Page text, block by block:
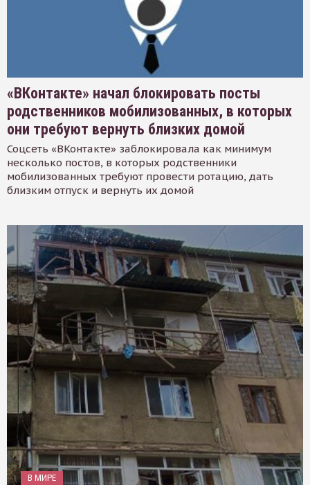
«ВКонтакте» начал блокировать посты
родственников мобилизованных, в которых
они требуют вернуть близких домой
Соцсеть «ВКонтакте» заблокировала как минимум
несколько постов, в которых родственники
мобилизованных требуют провести ротацию, дать
близким отпуск и вернуть их домой
В МИРЕ